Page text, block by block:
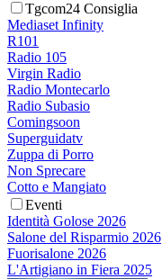
Tgcom24 Consiglia
Mediaset Infinity
R101
Radio 105
Virgin Radio
Radio Montecarlo
Radio Subasio
Comingsoon
Superguidatv
Zuppa di Porro
Non Sprecare
Cotto e Mangiato
Eventi
Identità Golose 2026
Salone del Risparmio 2026
Fuorisalone 2026
L'Artigiano in Fiera 2025